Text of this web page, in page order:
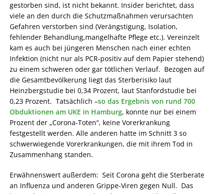
gestorben sind, ist nicht bekannt. Insider berichtet, dass
viele an den durch die Schutzmaßnahmen verursachten
Gefahren verstorben sind (Verängstigung, Isolation,
fehlender Behandlung,mangelhafte Pflege etc.). Vereinzelt
kam es auch bei jüngeren Menschen nach einer echten
Infektion (nicht nur als PCR-positiv auf dem Papier stehend)
zu einem schweren oder gar tötlichen Verlauf. Bezogen auf
die Gesamtbevölkerung liegt das Sterberisiko laut
Heinzbergstudie bei 0,34 Prozent, laut Stanfordstudie bei
0,23 Prozent. Tatsächlich –so das Ergebnis von rund 700
Obduktionen am UKE in Hamburg, konnte nur bei einem
Prozent der „Corona-Toten“, keine Vorerkrankung
festgestellt werden. Alle anderen hatte im Schnitt 3 so
schwerwiegende Vorerkrankungen, die mit ihrem Tod in
Zusammenhang standen.
Erwähnenswert außerdem: Seit Corona geht die Sterberate
an Influenza und anderen Grippe-Viren gegen Null. Das